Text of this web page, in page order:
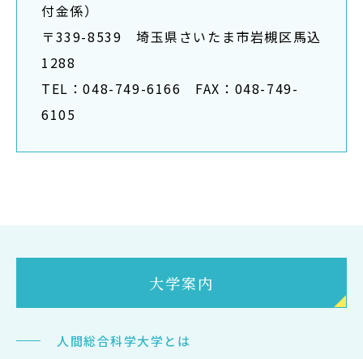
付金係）
〒339-8539 埼玉県さいたま市岩槻区馬込
1288
TEL：048-749-6166 FAX：048-749-
6105
大学案内
人間総合科学大学とは